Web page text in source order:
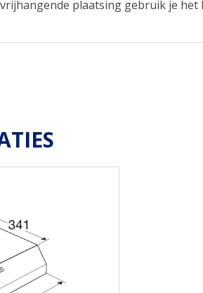
plaatsing gebruik je het